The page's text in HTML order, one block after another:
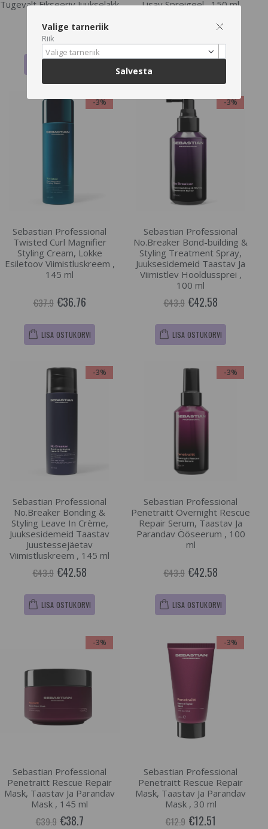
Tugevalt Fikseeriv Juukselakk
€26.9 €26.09
Lisav Spreigeel , 150 ml
€36.76
-3%
Sebastian Professional
Twisted Curl Magnifier
Styling Cream, Lokke
Esiletoov Viimistluskreem ,
145 ml
€37.9 €36.76
LISA OSTUKORVI
-3%
Sebastian Professional
No.Breaker Bond-building &
Styling Treatment Spray,
Juuksesidemeid Taastav Ja
Viimistlev Hooldussprei ,
100 ml
€43.9 €42.58
LISA OSTUKORVI
-3%
Sebastian Professional
No.Breaker Bonding &
Styling Leave In Crème,
Juuksesidemeid Taastav
Juustessejäetav
Viimistluskreem , 145 ml
€43.9 €42.58
LISA OSTUKORVI
-3%
Sebastian Professional
Penetraitt Overnight Rescue
Repair Serum, Taastav Ja
Parandav Ööseerum , 100
ml
€43.9 €42.58
LISA OSTUKORVI
-3%
Sebastian Professional
Penetraitt Rescue Repair
Mask, Taastav Ja Parandav
Mask , 145 ml
€39.9 €38.7
-3%
Sebastian Professional
Penetraitt Rescue Repair
Mask, Taastav Ja Parandav
Mask , 30 ml
€12.9 €12.51
Valige tarneriik
Riik
Valige tarneriik
Salvesta